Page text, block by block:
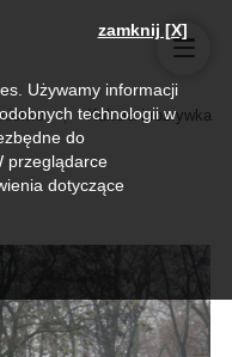
Kultura i rozrywka
zamknij [X]
Używamy informacji
technologii w
do
przeglądarce
dotyczące